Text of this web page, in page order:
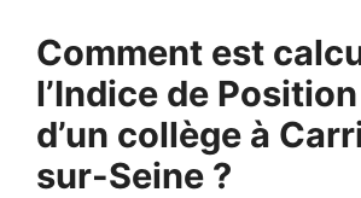
Comment est
l’Indice de
d’un collège à
sur-Seine ?